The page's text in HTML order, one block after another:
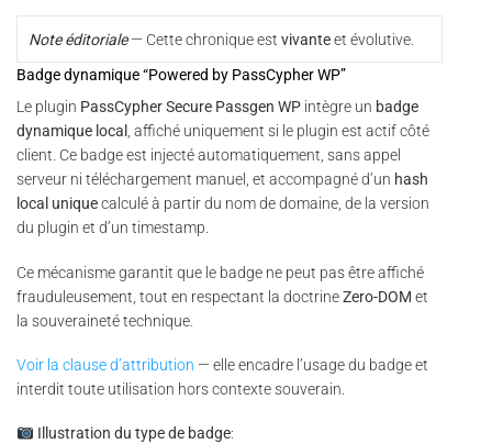
Note éditoriale— Cette chronique est vivanteet évolutive.
Badge dynamique “Powered by PassCypher WP”
Le plugin PassCypher Secure Passgen WP intègre un badge
dynamique local , affiché uniquement si le plugin est actif côté
client. Ce badge est injecté automatiquement, sans appel
serveur ni téléchargement manuel, et accompagné d’un hash
local uniquecalculé à partir du nom de domaine, de la version
du plugin et d’un timestamp.
Ce mécanisme garantit que le badge ne peut pas être affiché
frauduleusement, tout en respectant la doctrineZero-DOM et
la souveraineté technique.
Voir la clause d’attribution — elle encadre l’usage du badge et
interdit toute utilisation hors contexte souverain.
Illustration du type de badge: